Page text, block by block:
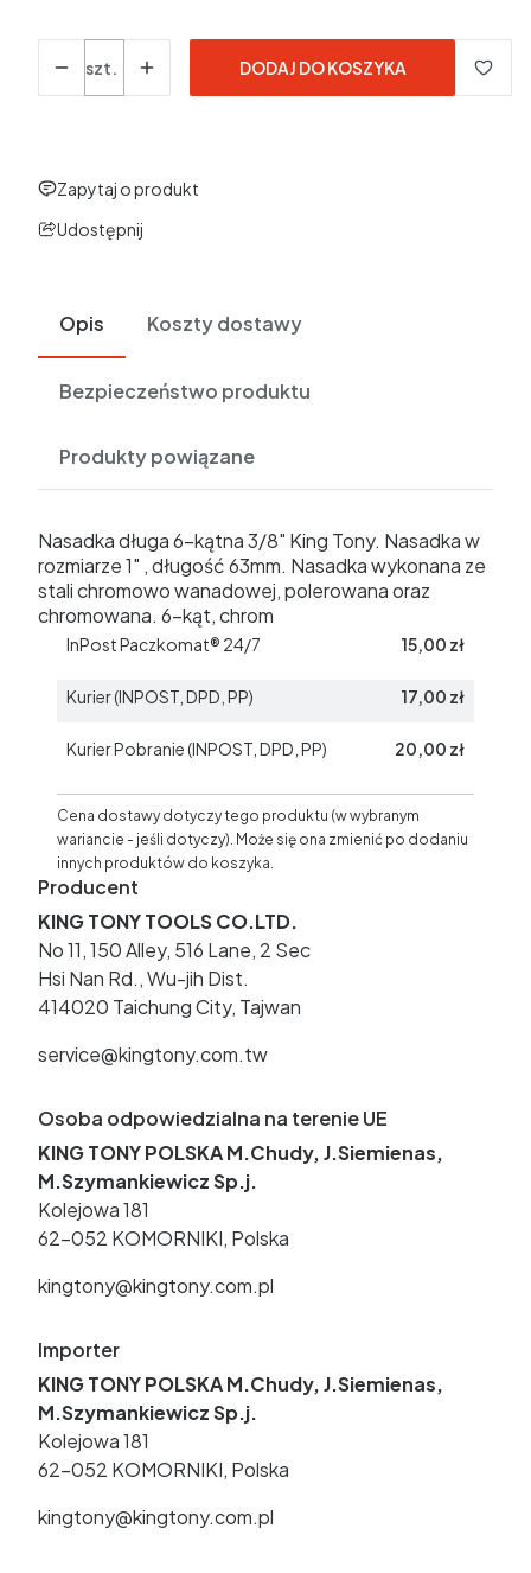
szt.
DODAJ DO KOSZYKA
Zapytaj o produkt
Udostępnij
Opis Koszty dostawy
Bezpieczeństwo produktu
Produkty powiązane
Nasadka długa 6-kątna 3/8" King Tony. Nasadka w
rozmiarze 1" , długość 63mm. Nasadka wykonana ze
stali chromowo wanadowej, polerowana oraz
chromowana. 6-kąt, chrom
InPost Paczkomat® 24/7 15,00 zł
Kurier (INPOST, DPD, PP) 17,00 zł
Kurier Pobranie (INPOST, DPD, PP) 20,00 zł
Cena dostawy dotyczy tego produktu (w wybranym
wariancie - jeśli dotyczy). Może się ona zmienić po dodaniu
innych produktów do koszyka.
Producent
KING TONY TOOLS CO.LTD.
No 11, 150 Alley, 516 Lane, 2 Sec
Hsi Nan Rd., Wu-jih Dist.
414020 Taichung City, Tajwan
service@kingtony.com.tw
Osoba odpowiedzialna na terenie UE
KING TONY POLSKA M.Chudy, J.Siemienas,
M.Szymankiewicz Sp.j.
Kolejowa 181
62-052 KOMORNIKI, Polska
kingtony@kingtony.com.pl
Importer
KING TONY POLSKA M.Chudy, J.Siemienas,
M.Szymankiewicz Sp.j.
Kolejowa 181
62-052 KOMORNIKI, Polska
kingtony@kingtony.com.pl